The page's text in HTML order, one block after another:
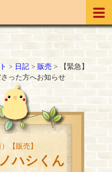
> 日記 > 販売 >
【緊急】
った方へお知らせ
）【販売】
ハシくん